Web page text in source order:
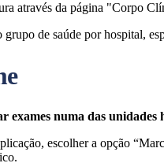
através da página "Corpo
de saúde por hospital,
exames numa das unidades
escolher a opção